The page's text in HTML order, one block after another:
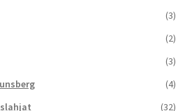
(3)
(2)
(3)
(4)
(32)